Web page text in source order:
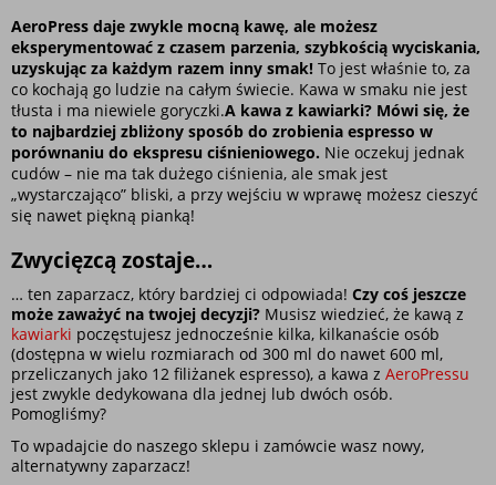
AeroPress daje zwykle mocną kawę, ale możesz
eksperymentować z czasem parzenia, szybkością wyciskania,
uzyskując za każdym razem inny smak! To jest właśnie to, za
co kochają go ludzie na całym świecie. Kawa w smaku nie jest
tłusta i ma niewiele goryczki.A kawa z kawiarki? Mówi się, że
to najbardziej zbliżony sposób do zrobienia espresso w
porównaniu do ekspresu ciśnieniowego. Nie oczekuj jednak
cudów – nie ma tak dużego ciśnienia, ale smak jest
„wystarczająco” bliski, a przy wejściu w wprawę możesz cieszyć
się nawet piękną pianką!
Zwycięzcą zostaje…
… ten zaparzacz, który bardziej ci odpowiada! Czy coś jeszcze
może zaważyć na twojej decyzji?
kawiarki poczęstujesz jednocześnie kilka, kilkanaście osób
(dostępna w wielu rozmiarach od 300 ml do nawet 600 ml,
przeliczanych jako 12 filiżanek espresso), a kawa z AeroPressu
jest zwykle dedykowana dla jednej lub dwóch osób.
Pomogliśmy?
To wpadajcie do naszego sklepu i zamówcie wasz nowy,
alternatywny zaparzacz!